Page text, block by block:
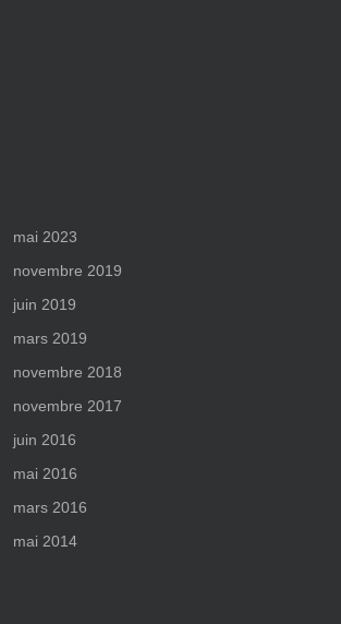
mai 2023
novembre 2019
juin 2019
mars 2019
novembre 2018
novembre 2017
juin 2016
mai 2016
mars 2016
mai 2014